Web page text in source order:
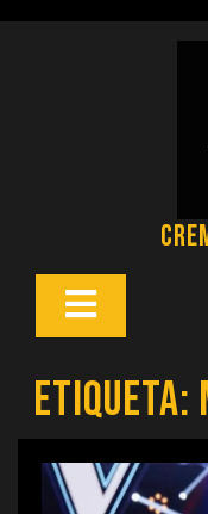
Botón
Etiqueta: